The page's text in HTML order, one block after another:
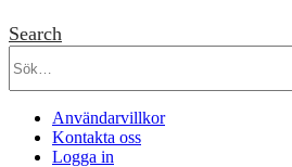
Search
Användarvillkor
Kontakta oss
Logga in